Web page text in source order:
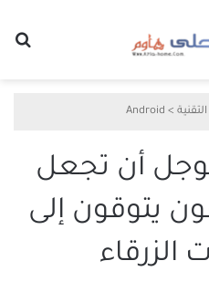
>
Android
أن تجعل
يتوقون إلى
الزرقاء